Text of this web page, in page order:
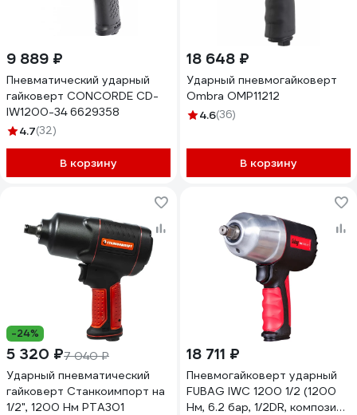
9 889 ₽
Пневматический ударный
гайковерт CONCORDE CD-
IW1200-34 6629358
4.7(32)
В корзину
18 648 ₽
Ударный пневмогайковерт
Ombra OMP11212
4.6(36)
В корзину
-24%
5 320 ₽7 040 ₽
Ударный пневматический
гайковерт Станкоимпорт на
1/2", 1200 Нм PTA301
18 711 ₽
Пневмогайковерт ударный
FUBAG IWC 1200 1/2 (1200
Нм, 6.2 бар, 1/2DR, композит.